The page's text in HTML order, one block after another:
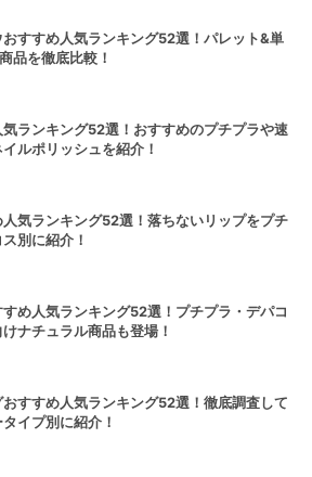
おすすめ人気ランキング52選！パレット&単
品を徹底比較！
気ランキング52選！おすすめのプチプラや速
ルポリッシュを紹介！
人気ランキング52選！落ちないリップをプチ
別に紹介！
め人気ランキング52選！プチプラ・デパコ
ナチュラル商品も登場！
すすめ人気ランキング52選！徹底調査して
イプ別に紹介！